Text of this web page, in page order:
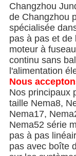
Changzhou
de Changzhou
spécialisée
pas à pas et de
moteur à
continu sans
l'alimentation
Nous
Nos principaux
taille Nema8,
Nema17,
Nema52 série
pas à pas
pas avec boîte